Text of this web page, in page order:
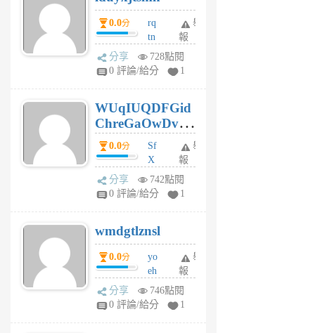
前
0.0分
rq
tn
jt
gl
個
月
前
舉
報
分享
728點閱
0 評論/給分
1
WUqIUQDFGid
ChreGaOwDv
dY0.0分
Sf
X
Pe
Jc
R
P
m
v
A
V
舉
報
分享
742點閱
0 評論/給分
1
wmdgtlznsl
0.0分
yo
eh
ld
gy
舉
報
分享
746點閱
0 評論/給分
1